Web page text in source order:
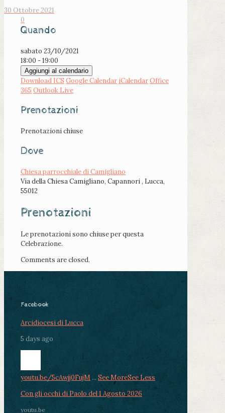
30 Ottobre 2021
0
Quando
sabato 23/10/2021
18:00 - 19:00
Aggiungi al calendario
Download ICS Google Calendar iCalendarOffice
365 Outlook Live
Prenotazioni
Prenotazioni chiuse
Dove
Chiesa parrocchiale di Camigliano
Via della Chiesa Camigliano, Capannori , Lucca,
55012
Prenotazioni
Le prenotazioni sono chiuse per questa
Celebrazione.
Comments are closed.
Facebook
Arcidiocesi di Lucca
5 days ago
youtu.be/5cAwjj0FujM ... See MoreSee Less
Con gli occhi di Paolo del 1 Agosto 2026
youtu.be